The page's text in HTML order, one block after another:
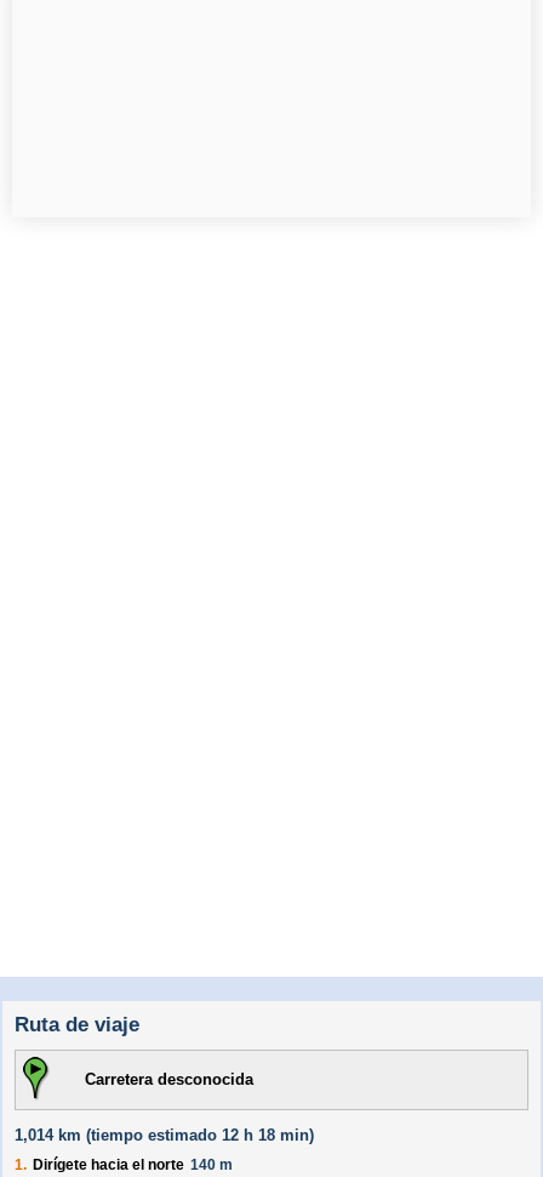
Ruta de viaje
Carretera desconocida
1,014 km (tiempo estimado 12 h 18 min)
1. Dirígete hacia el norte 140 m